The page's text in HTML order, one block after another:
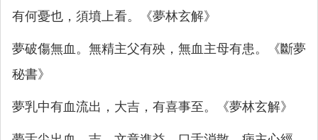
有何憂也，須墳上看。《夢林玄解》
夢破傷無血。無精主父有殃，無血主母有患。《斷夢
秘書》
夢乳中有血流出，大吉，有喜事至。《夢林玄解》